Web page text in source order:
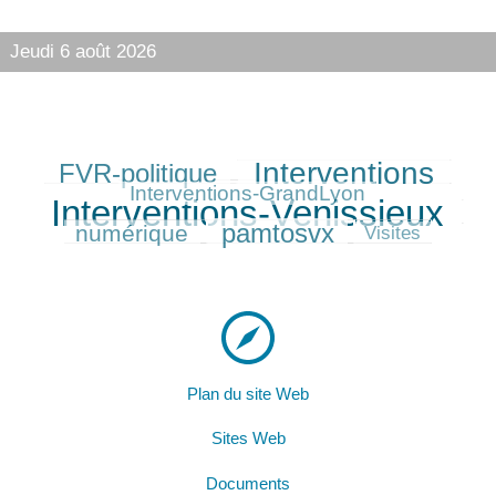
Jeudi 6 août 2026
315/550FVR-politique
401/550 Interventions
181/550
Interventions-GrandLyon
Interventions-Venissieux
223/550
numérique
320/550 pamtosvx
81/550 Visites
Plan du site Web
Sites Web
Documents